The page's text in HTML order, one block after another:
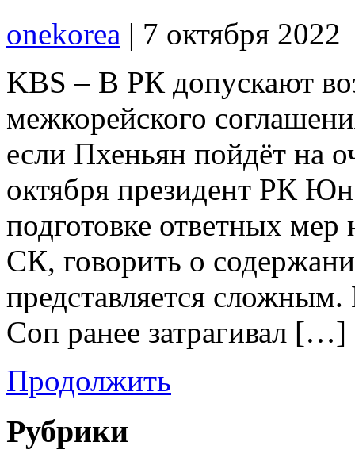
onekorea | 7 октября 2022
KBS – В РК допускают
межкорейского
если Пхеньян пойдёт на
октября президент РК
подготовке ответных
СК, говорить о
представляется
Соп ранее затрагивал […]
Продолжить
Рубрики